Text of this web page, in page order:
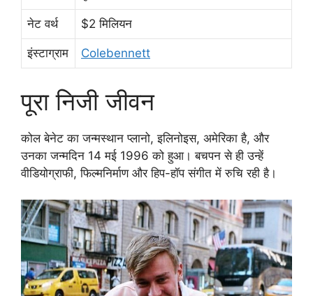
नेट वर्थ $2 मिलियन
इंस्टाग्राम Colebennett
पूरा निजी जीवन
कोल बेनेट का जन्मस्थान प्लानो, इलिनोइस, अमेरिका है, और
उनका जन्मदिन 14 मई 1996 को हुआ। बचपन से ही उन्हें
वीडियोग्राफी, फिल्मनिर्माण और हिप-हॉप संगीत में रुचि रही है।